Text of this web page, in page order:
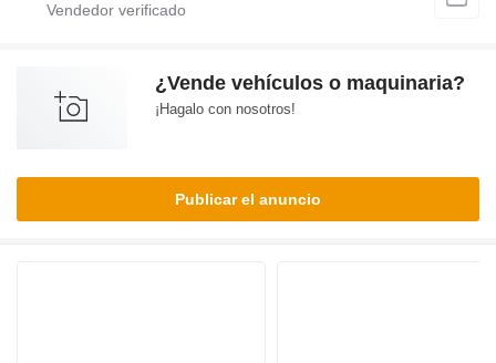
¿Vende vehículos o maquinaria?
¡Hagalo con nosotros!
Publicar el anuncio